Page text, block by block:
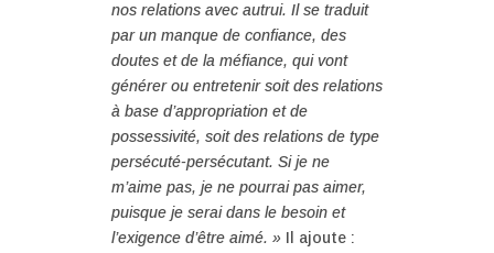
nos relations avec autrui. Il se traduit
par un manque de confiance, des
doutes et de la méfiance, qui vont
générer ou entretenir soit des relations
à base d’appropriation et de
possessivité, soit des relations de type
persécuté-persécutant. Si je ne
m’aime pas, je ne pourrai pas aimer,
puisque je serai dans le besoin et
l’exigence d’être aimé. » Il ajoute :